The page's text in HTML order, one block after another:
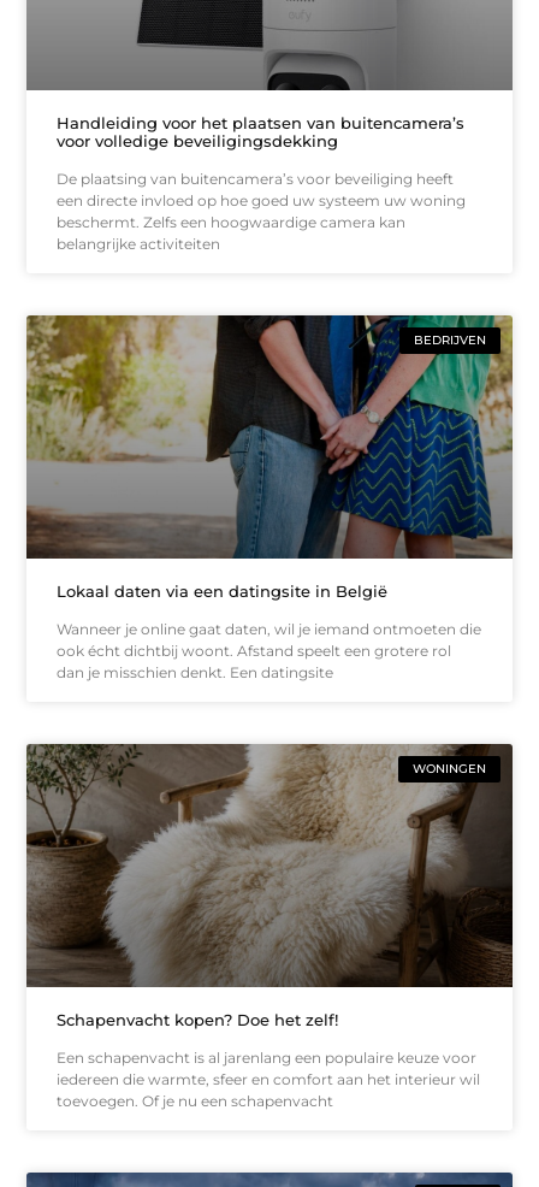
Handleiding voor het plaatsen van buitencamera’s
voor volledige beveiligingsdekking
De plaatsing van buitencamera’s voor beveiliging heeft
een directe invloed op hoe goed uw systeem uw woning
beschermt. Zelfs een hoogwaardige camera kan
belangrijke activiteiten
BEDRIJVEN
Lokaal daten via een datingsite in België
Wanneer je online gaat daten, wil je iemand ontmoeten die
ook écht dichtbij woont. Afstand speelt een grotere rol
dan je misschien denkt. Een datingsite
WONINGEN
Schapenvacht kopen? Doe het zelf!
Een schapenvacht is al jarenlang een populaire keuze voor
iedereen die warmte, sfeer en comfort aan het interieur wil
toevoegen. Of je nu een schapenvacht